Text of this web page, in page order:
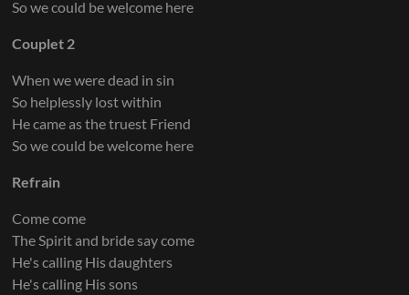
So we could be welcome here
Couplet 2
When we were dead in sin
So helplessly lost within
He came as the truest Friend
So we could be welcome here
Refrain
Come come
The Spirit and bride say come
He's calling His daughters
He's calling His sons